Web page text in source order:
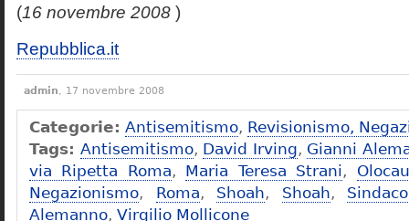
(16 novembre 2008 )
Repubblica.it
admin, 17 novembre 2008
Categorie: Antisemitismo, Revisionismo,
Tags: Antisemitismo, David Irving, Gianni
via Ripetta Roma, Maria Teresa Strani,
Negazionismo, Roma, Shoah, Shoah,
Alemanno, Virgilio Mollicone